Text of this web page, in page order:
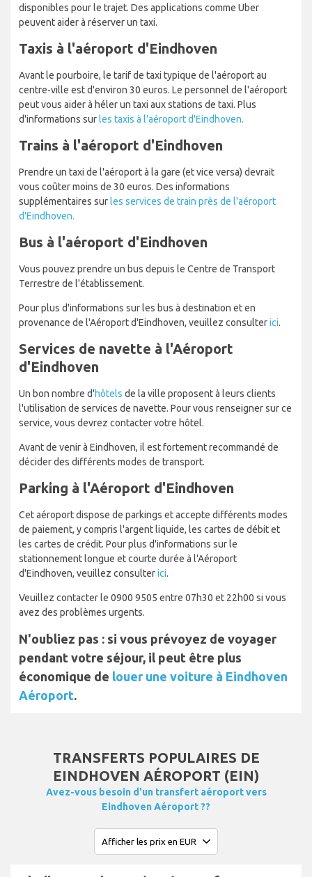
disponibles pour le trajet. Des applications comme Uber
peuvent aider à réserver un taxi.
Taxis à l'aéroport d'Eindhoven
Avant le pourboire, le tarif de taxi typique de l'aéroport au
centre-ville est d'environ 30 euros. Le personnel de l'aéroport
peut vous aider à héler un taxi aux stations de taxi. Plus
d'informations sur les taxis à l'aéroport d'Eindhoven.
Trains à l'aéroport d'Eindhoven
Prendre un taxi de l'aéroport à la gare (et vice versa) devrait
vous coûter moins de 30 euros. Des informations
supplémentaires sur les services de train près de l'aéroport
d'Eindhoven.
Bus à l'aéroport d'Eindhoven
Vous pouvez prendre un bus depuis le Centre de Transport
Terrestre de l'établissement.
Pour plus d'informations sur les bus à destination et en
provenance de l'Aéroport d'Eindhoven, veuillez consulterici.
Services de navette à l'Aéroport
d'Eindhoven
Un bon nombre d'hôtels de la ville proposent à leurs clients
l'utilisation de services de navette. Pour vous renseigner sur ce
service, vous devrez contacter votre hôtel.
Avant de venir à Eindhoven, il est fortement recommandé de
décider des différents modes de transport.
Parking à l'Aéroport d'Eindhoven
Cet aéroport dispose de parkings et accepte différents modes
de paiement, y compris l'argent liquide, les cartes de débit et
les cartes de crédit. Pour plus d'informations sur le
stationnement longue et courte durée à l'Aéroport
d'Eindhoven, veuillez consulterici.
Veuillez contacter le 0900 9505 entre 07h30 et 22h00 si vous
avez des problèmes urgents.
N'oubliez pas : si vous prévoyez de voyager
pendant votre séjour, il peut être plus
économique de louer une voiture à Eindhoven
Aéroport.
TRANSFERTS POPULAIRES DE
EINDHOVEN AÉROPORT (EIN)
Avez-vous besoin d'un transfert aéroport vers
Eindhoven Aéroport ??